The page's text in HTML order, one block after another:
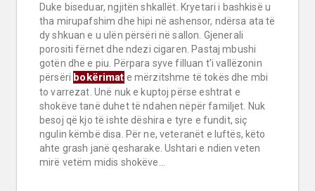
Duke biseduar, ngjitën shkallët. Kryetari i bashkisë u
tha mirupafshim dhe hipi në ashensor, ndërsa ata të
dy shkuan e u ulën përsëri në sallon. Gjenerali
porositi fërnet dhe ndezi cigaren. Pastaj mbushi
gotën dhe e piu. Përpara syve filluan t'i vallëzonin
përsëri bokërimat e mërzitshme të tokës dhe mbi
to varrezat. Unë nuk e kuptoj përse eshtrat e
shokëve tanë duhet të ndahen nëpër familjet. Nuk
besoj që kjo të ishte dëshira e tyre e fundit, siç
ngulin këmbë disa. Për ne, veteranët e luftës, këto
ahte grash janë qesharake. Ushtari e ndien veten
mirë vetëm midis shokëve...